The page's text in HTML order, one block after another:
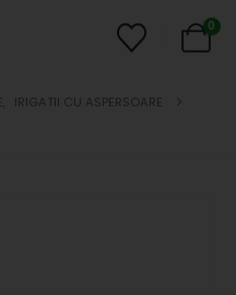
0
IRIGATII CU ASPERSOARE